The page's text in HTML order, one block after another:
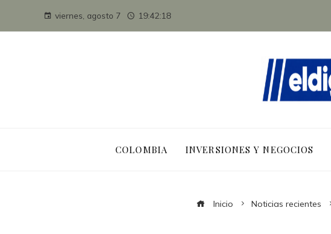
viernes, agosto 7 19:42:18
COLOMBIA INVERSIONES Y NEGOCIOS
Inicio Noticias recientes